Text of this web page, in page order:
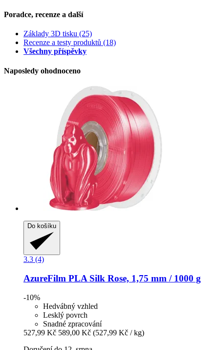
Poradce, recenze a další
Základy 3D tisku (25)
Recenze a testy produktů (18)
Všechny příspěvky
Naposledy ohodnoceno
Do košíku
3.3 (4)
AzureFilm PLA Silk Rose, 1,75 mm / 1000 g
-10%
Hedvábný vzhled
Lesklý povrch
Snadné zpracování
527,99 Kč 589,00 Kč (527,99 Kč / kg)